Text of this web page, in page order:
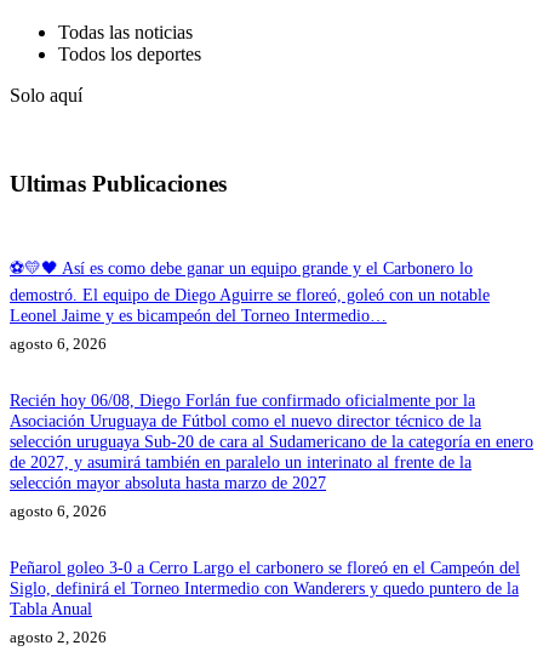
Todas las noticias
Todos los deportes
Solo aquí
Ultimas Publicaciones
⚽💛🖤 Así es como debe ganar un equipo grande y el Carbonero lo
demostró. El equipo de Diego Aguirre se floreó, goleó con un notable
Leonel Jaime y es bicampeón del Torneo Intermedio…
agosto 6, 2026
Recién hoy 06/08, Diego Forlán fue confirmado oficialmente por la
Asociación Uruguaya de Fútbol como el nuevo director técnico de la
selección uruguaya Sub-20 de cara al Sudamericano de la categoría en enero
de 2027, y asumirá también en paralelo un interinato al frente de la
selección mayor absoluta hasta marzo de 2027
agosto 6, 2026
Peñarol goleo 3-0 a Cerro Largo el carbonero se floreó en el Campeón del
Siglo, definirá el Torneo Intermedio con Wanderers y quedo puntero de la
Tabla Anual
agosto 2, 2026